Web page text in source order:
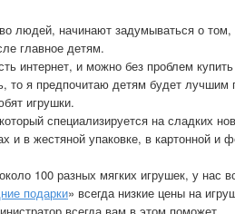
людей, начинают задумываться о
главное детям.
интернет, и можно без проблем
то я предпочитаю детям будет лучшим
игрушки.
специализируется на сладких
и в жестяной упаковке, в картонной и
100 разных мягких игрушек, у нас
подарки» всегда низкие цены на